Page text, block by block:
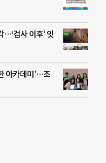
…‘검사 이후’ 잇
아카데미’…조